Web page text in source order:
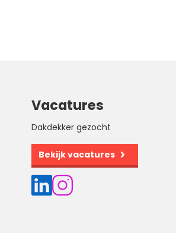
Vacatures
Dakdekker gezocht
Bekijk vacatures